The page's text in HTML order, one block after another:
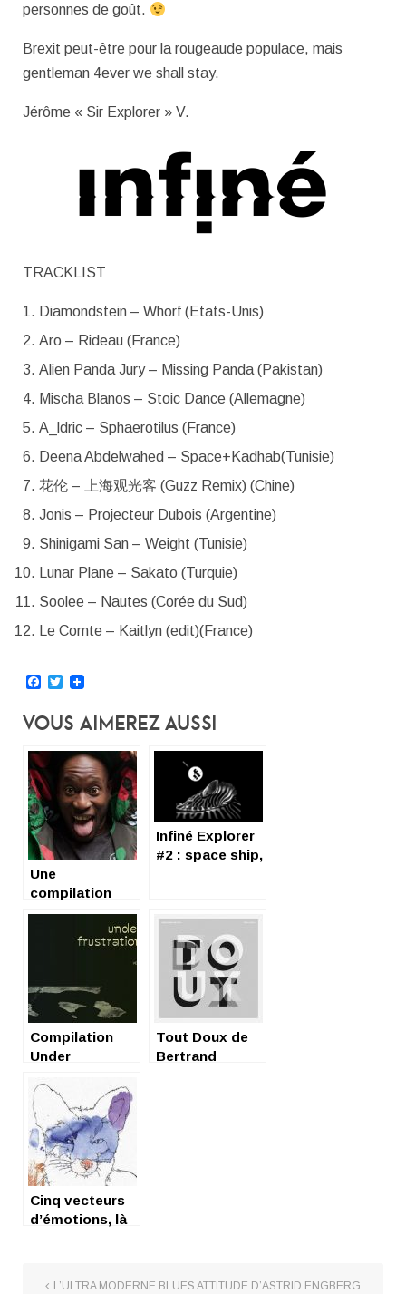
personnes de goût.
Brexit peut-être pour la rougeaude populace, mais
gentleman 4ever we shall stay.
Jérôme « Sir Explorer » V.
TRACKLIST
Diamondstein – Whorf (Etats-Unis)
Aro – Rideau (France)
Alien Panda Jury – Missing Panda (Pakistan)
Mischa Blanos – Stoic Dance (Allemagne)
A_ldric – Sphaerotilus (France)
Deena Abdelwahed – Space+Kadhab(Tunisie)
花伦 – 上海观光客 (Guzz Remix) (Chine)
Jonis – Projecteur Dubois (Argentine)
Shinigami San – Weight (Tunisie)
Lunar Plane – Sakato (Turquie)
Soolee – Nautes (Corée du Sud)
Le Comte – Kaitlyn (edit)(France)
Facebook
Twitter
Vous Aimerez Aussi
Une
compilation
Banzaï Lab ?
Infiné Explorer
#2 : space ship,
Compilation
Under
1)- Arabstazy-
Tout Doux de
Bertrand
Cinq vecteurs
d’émotions, là
L’ULTRA MODERNE BLUES ATTITUDE D’ASTRID ENGBERG